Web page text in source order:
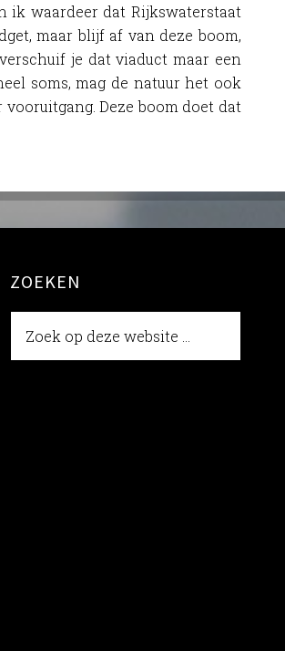
ik waardeer dat Rijkswaterstaat
maar blijf af van deze boom,
je dat viaduct maar een
soms, mag de natuur het ook
Deze boom doet dat
ZOEKEN